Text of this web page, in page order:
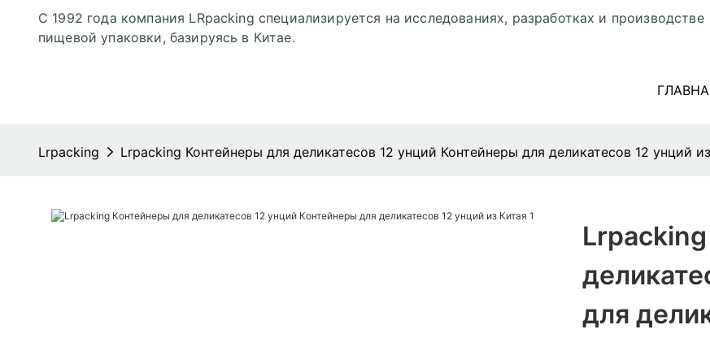
С 1992 года компания LRpacking специализируется на исследованиях, разработках и производстве
пищевой упаковки, базируясь в Китае.
Lrpacking Lrpacking Контейнеры для деликатесов 12 унций Контейнеры для деликатесов 12 унций
для